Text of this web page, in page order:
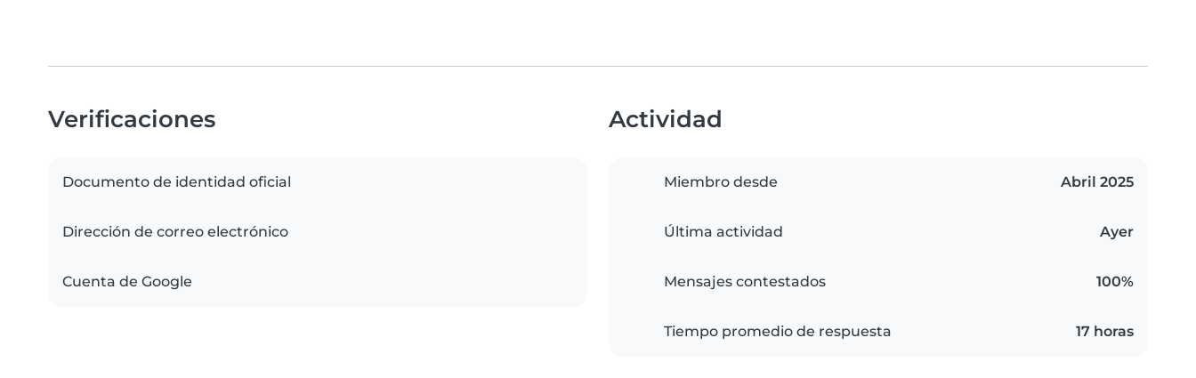
Verificaciones
Documento de identidad oficial
Dirección de correo electrónico
Cuenta de Google
Actividad
Miembro desde Abril 2025
Última actividad Ayer
Mensajes contestados 100%
Tiempo promedio de respuesta 17 horas